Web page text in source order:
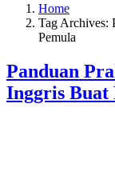
Home
Tag Archives:
Pemula
Panduan
Inggris Buat